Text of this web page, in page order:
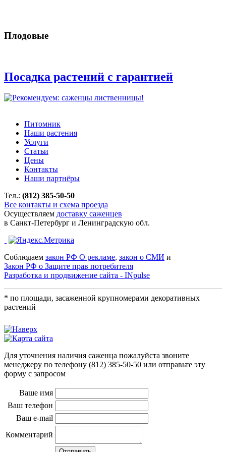
Плодовые
Посадка растений с гарантией
Питомник
Наши растения
Услуги
Статьи
Цены
Контакты
Наши партнёры
Тел.: (812) 385-50-50
Все контакты и схема проезда
Осуществляем доставку саженцев
в Санкт-Петербург и Ленинградскую обл.
Соблюдаем закон РФ О рекламе, закон о СМИ и
Закон РФ о Защите прав потребителя
Разработка и продвижение сайта - INpulse
* по площади, засаженной крупномерами декоративных
растений
Для уточнения наличия саженца пожалуйста звоните
менеджеру по телефону (812) 385-50-50 или отправьте эту
форму с запросом
Ваше имя
Ваш телефон
Ваш e-mail
Комментарий